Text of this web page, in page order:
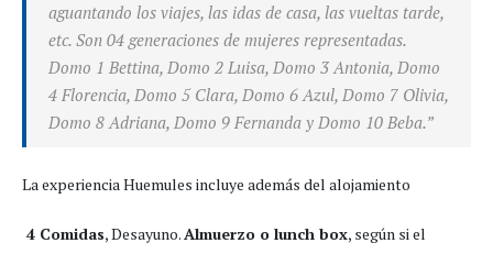
aguantando los viajes, las idas de casa, las vueltas tarde,
etc. Son 04 generaciones de mujeres representadas.
Domo 1 Bettina, Domo 2 Luisa, Domo 3 Antonia, Domo
4 Florencia, Domo 5 Clara, Domo 6 Azul, Domo 7 Olivia,
Domo 8 Adriana, Domo 9 Fernanda y Domo 10 Beba.”
La experiencia Huemules incluye además del alojamiento
4 Comidas, Desayuno.Almuerzo o lunch box, según si el